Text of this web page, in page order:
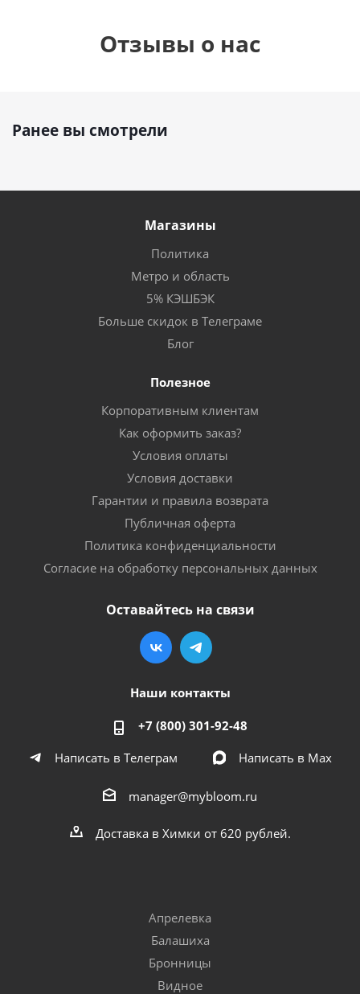
Отзывы о нас
Ранее вы смотрели
Магазины
Политика
Метро и область
5% КЭШБЭК
Больше скидок в Телеграме
Блог
Полезное
Корпоративным клиентам
Как оформить заказ?
Условия оплаты
Условия доставки
Гарантии и правила возврата
Публичная оферта
Политика конфиденциальности
Согласие на обработку персональных данных
Оставайтесь на связи
Наши контакты
+7 (800) 301-92-48
Написать в Телеграм
Написать в Мах
manager@mybloom.ru
Доставка в Химки от 620 рублей.
Апрелевка
Балашиха
Бронницы
Видное